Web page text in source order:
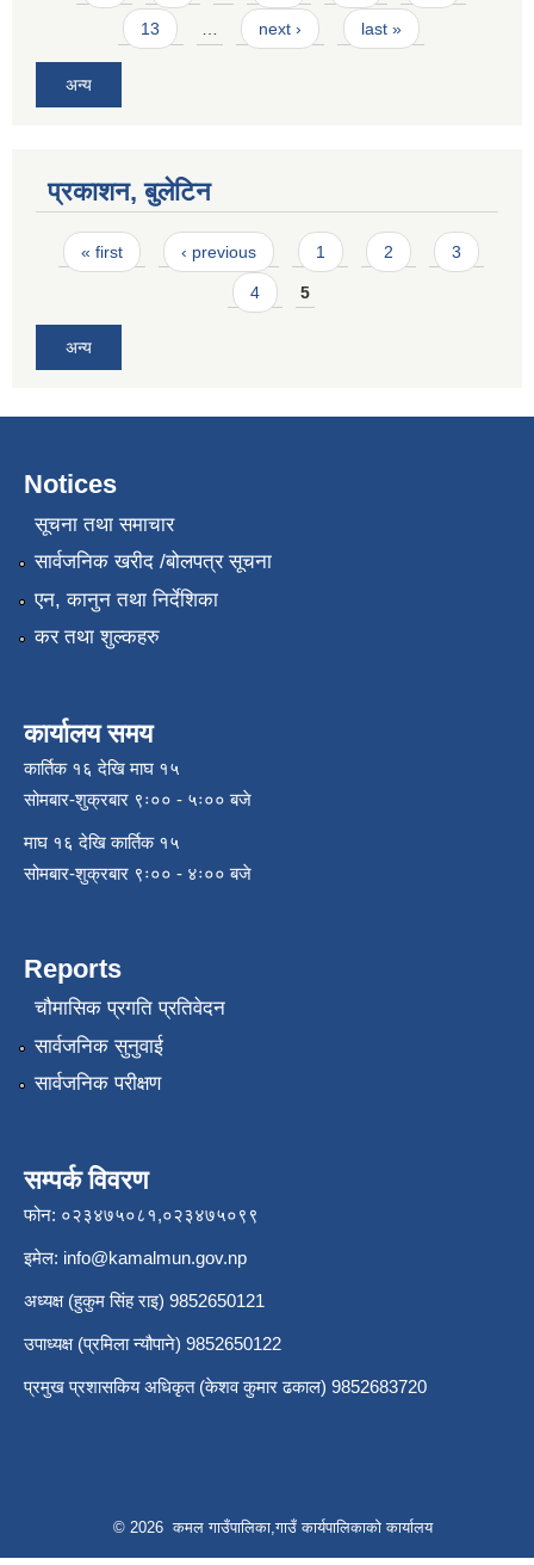
13 … next › last »
अन्य
प्रकाशन, बुलेटिन
Pages
« first ‹ previous 1 2 3
4 5
अन्य
Notices
सूचना तथा समाचार
सार्वजनिक खरीद /बोलपत्र सूचना
एन, कानुन तथा निर्देशिका
कर तथा शुल्कहरु
कार्यालय समय
कार्तिक १६ देखि माघ १५
सोमबार-शुक्रबार ९ः०० - ५ः०० बजे
माघ १६ देखि कार्तिक १५
सोमबार-शुक्रबार ९ः०० - ४ः०० बजे
Reports
चौमासिक प्रगति प्रतिवेदन
सार्वजनिक सुनुवाई
सार्वजनिक परीक्षण
सम्पर्क विवरण
फोन: ०२३४७५०८१,०२३४७५०९९
इमेल: info@kamalmun.gov.np
अध्यक्ष (हुकुम सिंह राइ) 9852650121
उपाध्यक्ष (प्रमिला न्यौपाने) 9852650122
प्रमुख प्रशासकिय अधिकृत (केशव कुमार ढकाल) 9852683720
© 2026 कमल गाउँपालिका,गाउँ कार्यपालिकाको कार्यालय